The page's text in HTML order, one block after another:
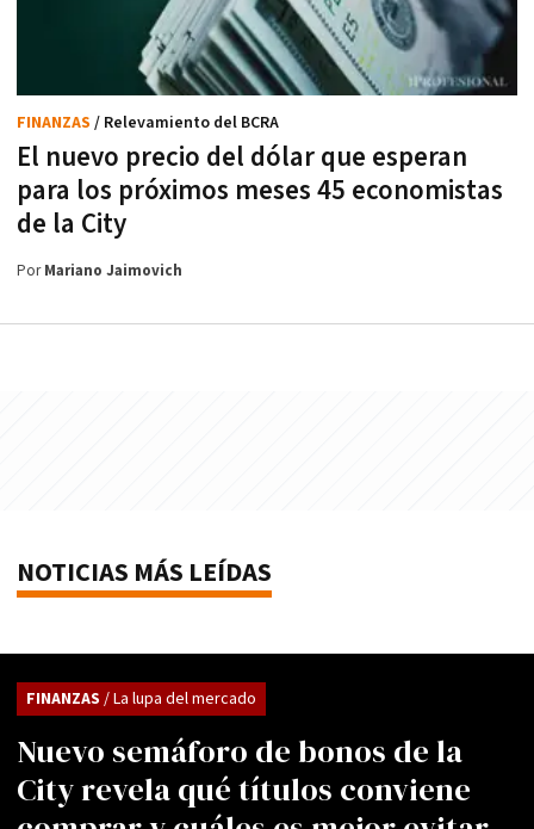
El nuevo precio del dólar que esperan
para los próximos meses 45 economistas
de la City
FINANZAS / Relevamiento del BCRA
PorMariano Jaimovich
NOTICIAS MÁS LEÍDAS
Nuevo semáforo de bonos de la
City revela qué títulos conviene
FINANZAS / La lupa del mercado